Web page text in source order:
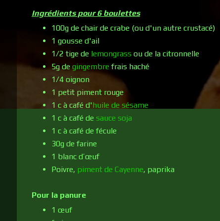
Ingrédients pour 6 boulettes
100g de chair de crabe (ou d'un autre crustacé)
1 gousse d'ail
1/2 tige de lemongrass ou de la citronnelle
5g de gingembrefrais haché
1/4 oignon
1 petit piment rouge
1 c à café d'huile de sésame
1 c à café de sauce soja
1 c à café de fécule
30g de farine
1 blanc d’œuf
Poivre, piment de Cayenne, paprika
Pour la panure
1 œuf